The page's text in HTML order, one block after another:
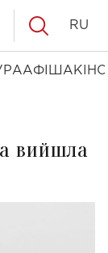
АФІША КІНО
RU
вийшла